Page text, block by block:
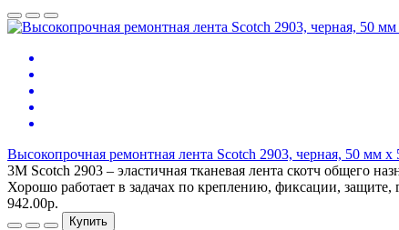
Высокопрочная ремонтная лента Scotch 2903, черная, 50 мм x
3M Scotch 2903 – эластичная тканевая лента скотч общего
Хорошо работает в задачах по креплению, фиксации,
942.00р.
Купить